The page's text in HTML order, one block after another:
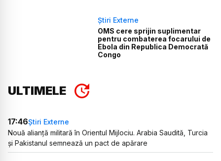
Știri Externe
OMS cere sprijin suplimentar
pentru combaterea focarului de
Ebola din Republica Democrată
Congo
ULTIMELE
17:46Știri Externe
Nouă alianță militară în Orientul Mijlociu. Arabia Saudită, Turcia
și Pakistanul semnează un pact de apărare